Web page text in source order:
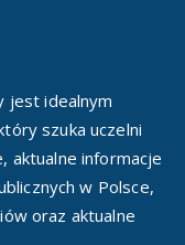
jest idealnym
szuka uczelni
aktualne informacje
w Polsce,
oraz aktualne